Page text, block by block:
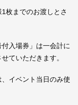
枚までのお渡しとさ
入場券」は一会計に
ていただきます。
イベント当日のみ使